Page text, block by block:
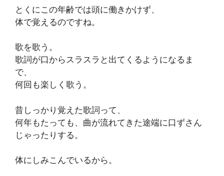
とくにこの年齢では頭に働きかけず、
体で覚えるのですね。
歌を歌う。
歌詞が口からスラスラと出てくるようになるま
で、
何回も楽しく歌う。
昔しっかり覚えた歌詞って、
何年もたっても、曲が流れてきた途端に口ずさん
じゃったりする。
体にしみこんでいるから。